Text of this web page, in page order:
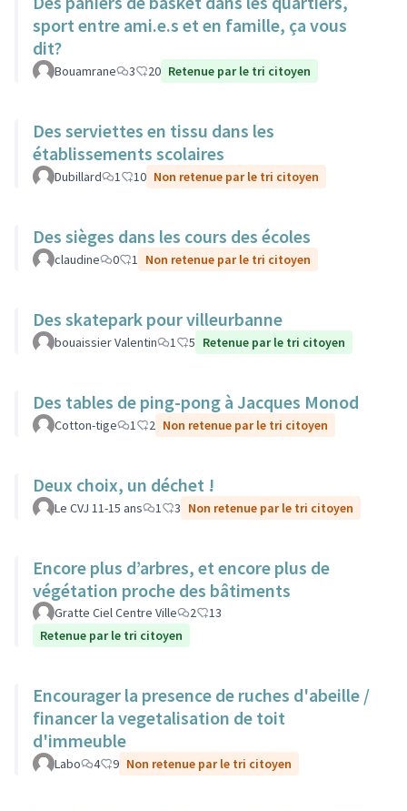
sport entre ami.e.s et en famille, ça vous
dit?
Bouamrane 3 20 Retenue par le tri citoyen
Des serviettes en tissu dans les
établissements scolaires
Dubillard 1 10 Non retenue par le tri citoyen
Des sièges dans les cours des écoles
claudine 0 1 Non retenue par le tri citoyen
Des skatepark pour villeurbanne
bouaissier Valentin 1 5 Retenue par le tri citoyen
Des tables de ping-pong à Jacques Monod
Cotton-tige 1 2 Non retenue par le tri citoyen
Deux choix, un déchet !
Le CVJ 11-15 ans 1 3 Non retenue par le tri citoyen
Encore plus d’arbres, et encore plus de
végétation proche des bâtiments
Gratte Ciel Centre Ville 2
13
Retenue par le tri citoyen
Encourager la presence de ruches d'abeille /
financer la vegetalisation de toit
d'immeuble
Labo 4 9 Non retenue par le tri citoyen